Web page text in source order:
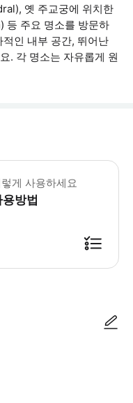
옛 주교궁에 위치한
등 주요 명소를 방문하
인 내부 공간, 뛰어난
. 각 명소는 자유롭게 원
규정: - 9세 미만 어린이는 무
게 사용하세요
용방법